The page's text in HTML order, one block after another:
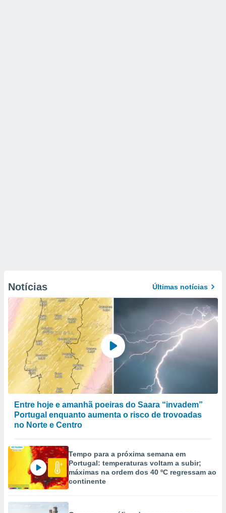
Notícias Últimas notícias
Entre hoje e amanhã poeiras do Saara “invadem”
Portugal enquanto aumenta o risco de trovoadas
no Norte e Centro
Tempo para a próxima semana em
Portugal: temperaturas voltam a subir;
máximas na ordem dos 40 ºC regressam ao
continente